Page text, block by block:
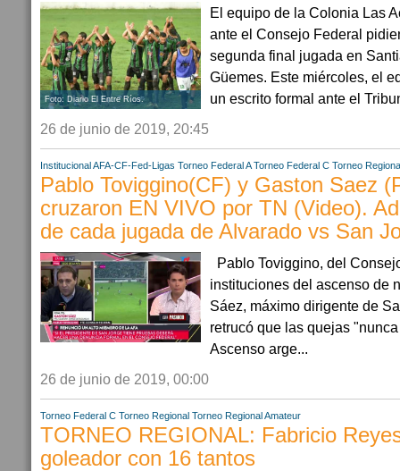
Foto: Diario El Entre Ríos.
El equipo de la Colonia Las
ante el Consejo Federal
segunda final jugada en
Güemes. Este miércoles, el
un escrito formal ante el
26 de junio de 2019, 20:45
Institucional AFA-CF-Fed-Ligas Torneo Federal A Torneo Federal C Torneo
Pablo Toviggino(CF) y Gaston Saez
cruzaron EN VIVO por TN (Video).
de cada jugada de Alvarado vs San
Pablo Toviggino, del
instituciones del ascenso de
Sáez, máximo dirigente de
retrucó que las quejas
Ascenso arge...
26 de junio de 2019, 00:00
Torneo Federal C Torneo Regional Torneo Regional Amateur
TORNEO REGIONAL: Fabricio
goleador con 16 tantos